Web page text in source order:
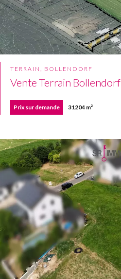
TERRAIN, BOLLENDORF
Vente Terrain Bollendorf
Prix sur demande 31204 m²